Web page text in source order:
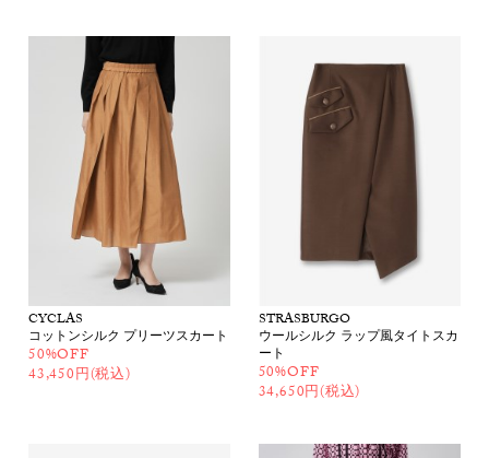
CYCLAS
コットンシルク プリーツスカート
50%OFF
43,450円(税込)
STRASBURGO
ウールシルク ラップ風タイトスカ
ート
50%OFF
34,650円(税込)